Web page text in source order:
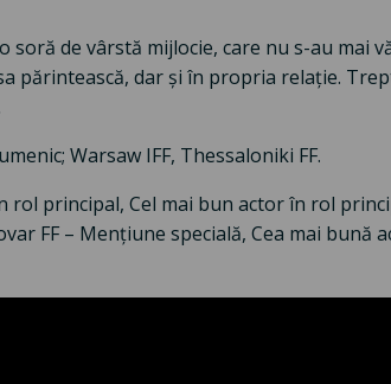
de vârstă mijlocie, care nu s-au mai
părintească, dar și în propria relație.
Warsaw IFF, Thessaloniki FF.
rol principal, Cel mai bun actor în rol
FF – Mențiune specială, Cea mai bună